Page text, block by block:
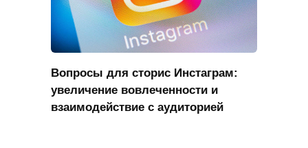
Вопросы для сторис Инстаграм:
увеличение вовлеченности и
взаимодействие с аудиторией